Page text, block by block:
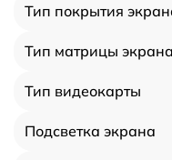
Тип покрытия
Тип матрицы экрана
Тип видеокарты
Подсветка экрана